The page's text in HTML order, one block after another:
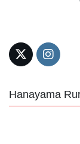
Hanayama